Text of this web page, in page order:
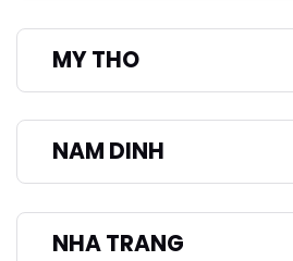
MY THO
NAM DINH
NHA TRANG